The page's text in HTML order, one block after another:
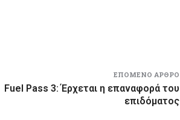
ΕΠΌΜΕΝΟ ΆΡΘΡΟ
Fuel Pass 3: Έρχεται η επαναφορά του
επιδόματος